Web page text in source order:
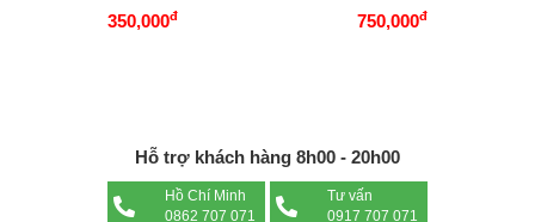
350,000đ
750,000đ
Hỗ trợ khách hàng 8h00 - 20h00
Hồ Chí Minh
0862 707 071
Tư vấn
0917 707 071